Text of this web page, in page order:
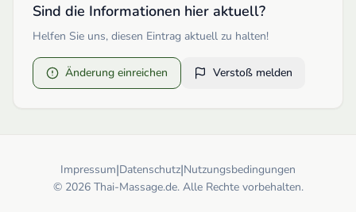
Sind die Informationen hier aktuell?
Helfen Sie uns, diesen Eintrag aktuell zu halten!
Änderung einreichen Verstoß melden
Impressum|Datenschutz|Nutzungsbedingungen
© 2026 Thai-Massage.de. Alle Rechte vorbehalten.